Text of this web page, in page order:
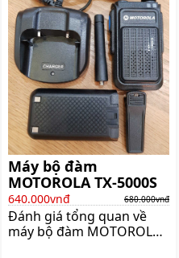
thiết bị được ứng dụng
rộng rãi nhất hiện nay
chính là bộ đàm Motorola
CP 3300 Với những ưu
điểm vượt trội
Máy bộ đàm
MOTOROLA TX-5000S
640.000vnđ 680.000vnđ
Đánh giá tổng quan về
máy bộ đàm MOTOROLA